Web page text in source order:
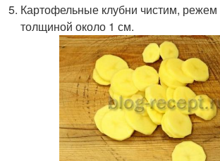
Картофельные клубни чистим, режем
толщиной около 1 см.